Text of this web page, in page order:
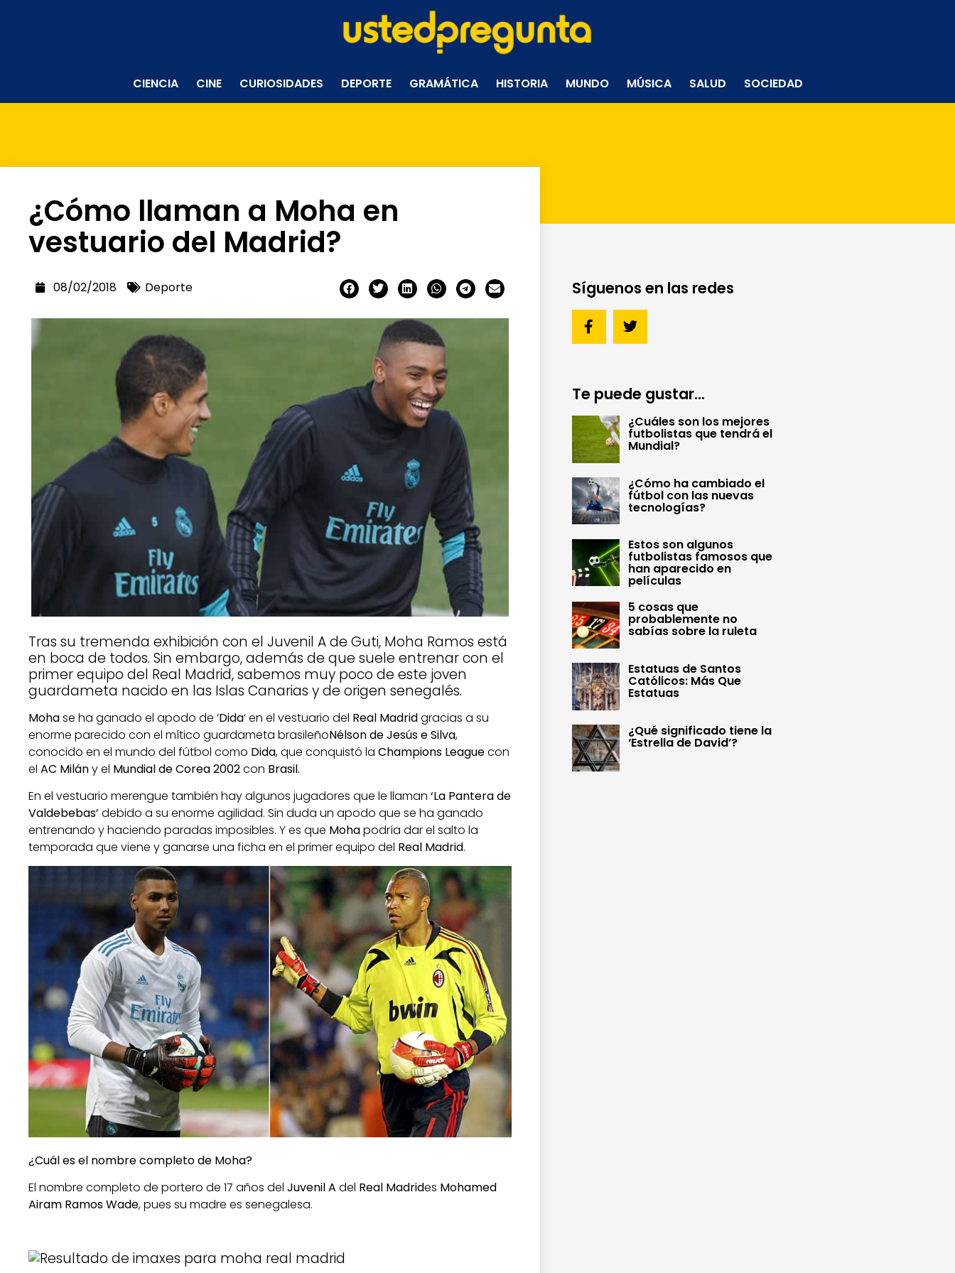
CIENCIA CINE CURIOSIDADES DEPORTE GRAMÁTICA HISTORIA MUNDO MÚSICA SALUD SOCIEDAD
¿Cómo llaman a Moha en
vestuario del Madrid?
08/02/2018 Deporte
Tras su tremenda exhibición con el Juvenil A de Guti, Moha Ramos está
en boca de todos. Sin embargo, además de que suele entrenar con el
primer equipo del Real Madrid, sabemos muy poco de este joven
guardameta nacido en las Islas Canarias y de origen senegalés.
Mohase ha ganado el apodo de ‘Dida‘ en el vestuario del Real Madridgracias a su
enorme parecido con el mítico guardameta brasileñoNélson de Jesús e Silva,
conocido en el mundo del fútbol como Dida, que conquistó la Champions Leaguecon
el AC Milány el Mundial de Corea 2002con Brasil.
En el vestuario merengue también hay algunos jugadores que le llaman ‘La Pantera de
Valdebebas’ debido a su enorme agilidad. Sin duda un apodo que se ha ganado
entrenando y haciendo paradas imposibles. Y es que Mohapodría dar el salto la
temporada que viene y ganarse una ficha en el primer equipo del Real Madrid.
¿Cuál es el nombre completo de Moha?
El nombre completo de portero de 17 años del Juvenil A del Real Madrides Mohamed
Airam Ramos Wade, pues su madre es senegalesa.
Síguenos en las redes
Te puede gustar...
¿Cuáles son los mejores
futbolistas que tendrá el
Mundial?
¿Cómo ha cambiado el
fútbol con las nuevas
tecnologías?
Estos son algunos
futbolistas famosos que
han aparecido en
películas
5 cosas que
probablemente no
sabías sobre la ruleta
Estatuas de Santos
Católicos: Más Que
Estatuas
¿Qué significado tiene la
‘Estrella de David’?